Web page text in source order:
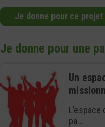
Je donne pour ce projet
Je donne pour une
Un
pa...